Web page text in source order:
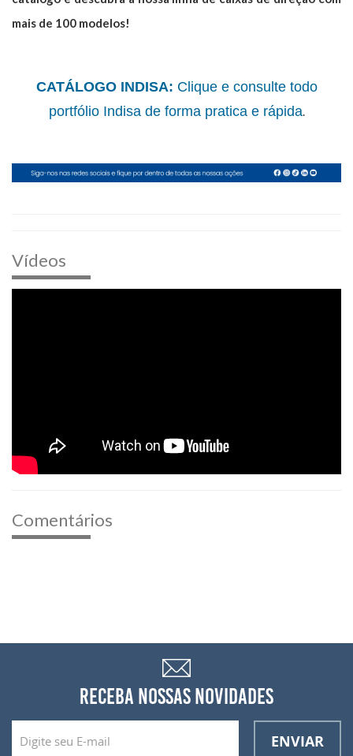
mais de 100 modelos!
CATÁLOGO INDISA: Clique e consulte todo
portfólio Indisa de forma pratica e rápida.
Vídeos
Comentários
RECEBA NOSSAS NOVIDADES
ENVIAR